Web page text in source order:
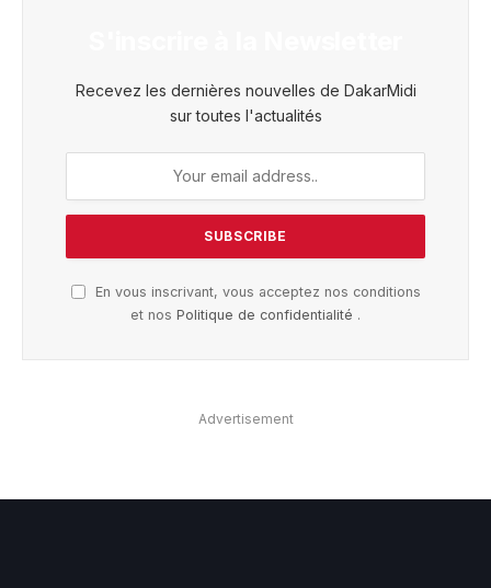
Recevez les dernières nouvelles de DakarMidi
sur toutes l'actualités
En vous inscrivant, vous acceptez nos conditions
et nos Politique de confidentialité .
Advertisement